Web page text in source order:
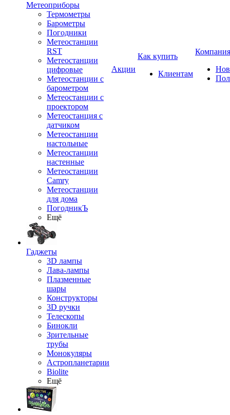
Метеоприборы
Термометры
Барометры
Погодники
Метеостанции
RST
Метеостанции
цифровые
Метеостанции с
барометром
Метеостанции с
проектором
Метеостанция с
датчиком
Метеостанции
настольные
Метеостанции
настенные
Метеостанции
Camry
Метеостанции
для дома
ПогодникЪ
Ещё
Гаджеты
3D лампы
Лава-лампы
Плазменные
шары
Конструкторы
3D ручки
Телескопы
Бинокли
Зрительные
трубы
Монокуляры
Астропланетарии
Biolite
Ещё
Акции
Как купить
Клиентам
Компания